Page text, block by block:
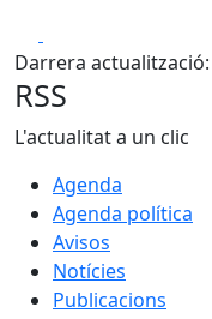
Darrera
RSS
L'actualitat a un clic
Agenda
Agenda política
Avisos
Notícies
Publicacions